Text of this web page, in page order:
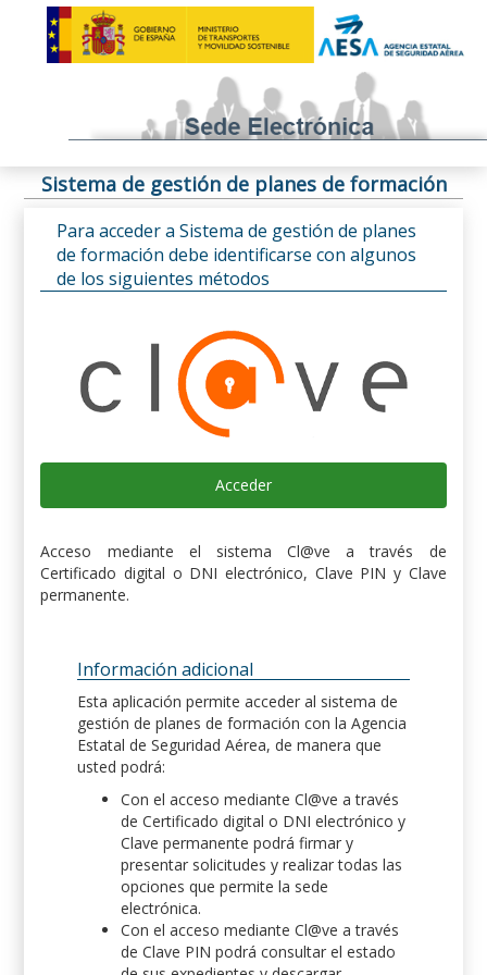
Sistema de gestión de planes de formación
Para acceder a Sistema de gestión de planes
de formación debe identificarse con algunos
de los siguientes métodos
Acceder
Acceso mediante el sistema Cl@ve a través de
Certificado digital o DNI electrónico, Clave PIN y Clave
permanente.
Información adicional
Esta aplicación permite acceder al sistema de
gestión de planes de formación con la Agencia
Estatal de Seguridad Aérea, de manera que
usted podrá:
Con el acceso mediante Cl@ve a través
de Certificado digital o DNI electrónico y
Clave permanente podrá firmar y
presentar solicitudes y realizar todas las
opciones que permite la sede
electrónica.
Con el acceso mediante Cl@ve a través
de Clave PIN podrá consultar el estado